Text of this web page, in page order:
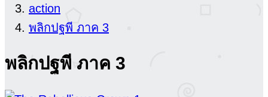
action
พลิกปฐพี ภาค 3
พลิกปฐพี ภาค 3